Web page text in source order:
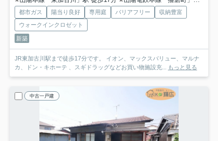
都市ガス 陽当り良好 専用庭 バリアフリー
収納豊富
ウォークインクロゼット
新築
JR東加古川駅まで徒歩17分です。 イオン、マックスバリュー、マルナ
カ、ドン・キホーテ 、スギドラッグなどお買い物施設充... もっと見る
中古一戸建